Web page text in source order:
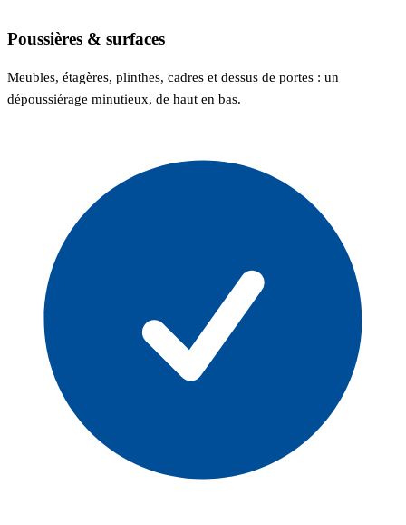
Poussières & surfaces
Meubles, étagères, plinthes, cadres et dessus de portes : un
dépoussiérage minutieux, de haut en bas.